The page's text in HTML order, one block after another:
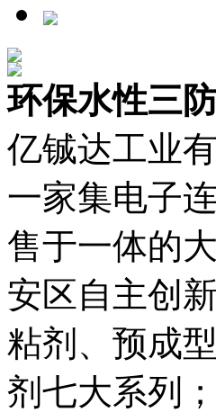
环保水性三
亿铖达工业
一家集电子
售于一体的
安区自主创
粘剂、预成
剂七大系列